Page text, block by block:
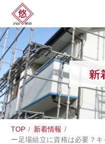
新
TOP
新着情報
ー足場組立に資格は必要？